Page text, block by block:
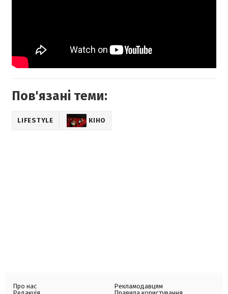
Пов'язані теми:
LIFESTYLE КІНО
Про нас
Рекламодавцям